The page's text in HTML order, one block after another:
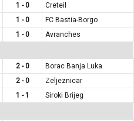
1 - 0
Creteil
1 - 0
FC Bastia-Borgo
1 - 0
Avranches
2 - 0
Borac Banja Luka
2 - 0
Zeljeznicar
1 - 1
Siroki Brijeg